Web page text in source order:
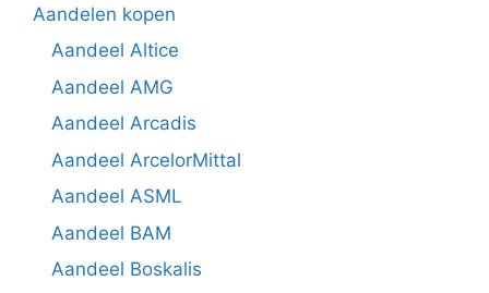
Aandelen kopen
Aandeel Altice
Aandeel AMG
Aandeel Arcadis
Aandeel ArcelorMittal
Aandeel ASML
Aandeel BAM
Aandeel Boskalis